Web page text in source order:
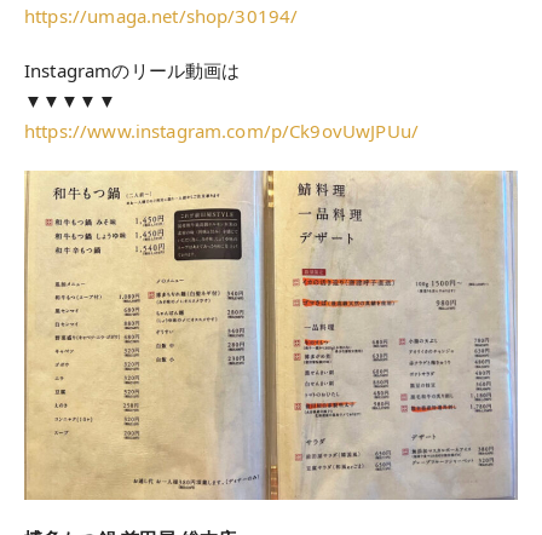
https://umaga.net/shop/30194/
Instagramのリール動画は
▼▼▼▼▼
https://www.instagram.com/p/Ck9ovUwJPUu/